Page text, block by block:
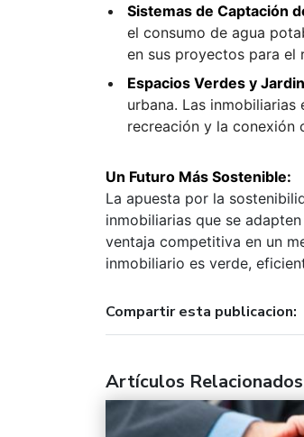
Sistemas de Captación
el consumo de agua
en sus proyectos para el
Espacios Verdes y
urbana. Las
recreación y la conexión
Un Futuro Más Sostenible:
La apuesta por la
inmobiliarias que se
ventaja competitiva en un
inmobiliario es verde,
Compartir esta publicacion:
Artículos Relacionados